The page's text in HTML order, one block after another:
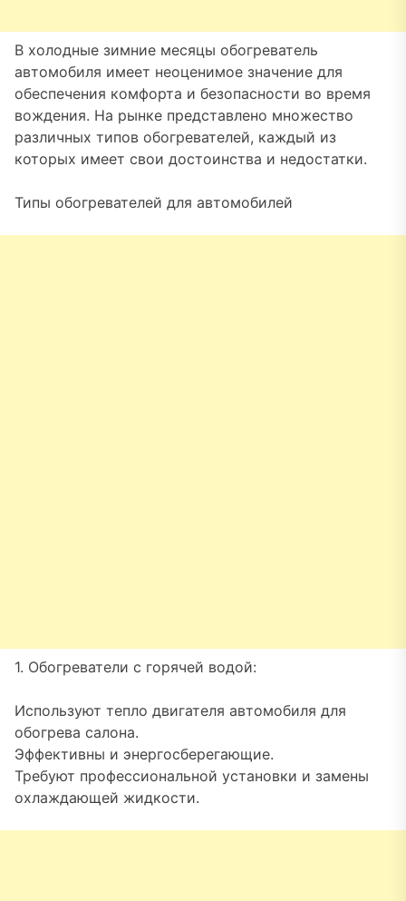
В холодные зимние месяцы обогреватель
автомобиля имеет неоценимое значение для
обеспечения комфорта и безопасности во время
вождения. На рынке представлено множество
различных типов обогревателей, каждый из
которых имеет свои достоинства и недостатки.
Типы обогревателей для автомобилей
1. Обогреватели с горячей водой:
Используют тепло двигателя автомобиля для
обогрева салона.
Эффективны и энергосберегающие.
Требуют профессиональной установки и замены
охлаждающей жидкости.